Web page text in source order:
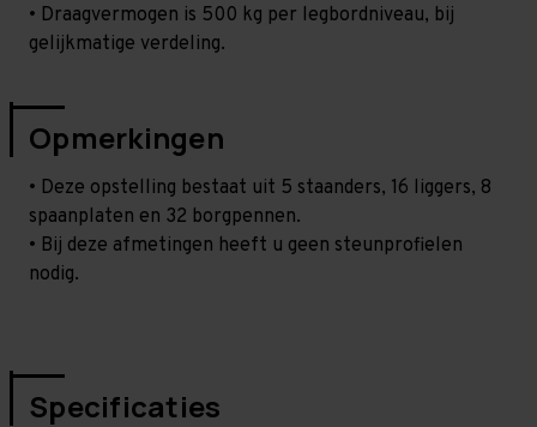
• Draagvermogen is 500 kg per legbordniveau, bij
gelijkmatige verdeling.
Opmerkingen
• Deze opstelling bestaat uit 5 staanders, 16 liggers, 8
spaanplaten en 32 borgpennen.
• Bij deze afmetingen heeft u geen steunprofielen
nodig.
Specificaties